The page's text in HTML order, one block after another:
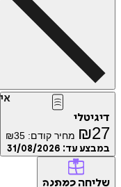
איזה
₪ מחיר קודם: ₪35
עד:31/08/2026 מחיר
כמתנה